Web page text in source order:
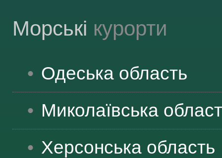
Морські курорти
Одеська область
Миколаївська
Херсонська область